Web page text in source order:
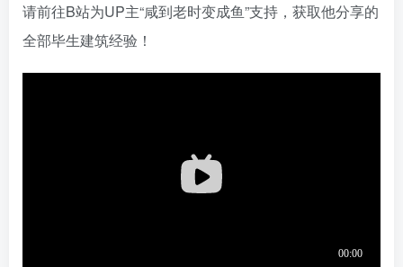
请前往B站为UP主“咸到老时变成鱼”支持，获取他分享的
全部毕生建筑经验！